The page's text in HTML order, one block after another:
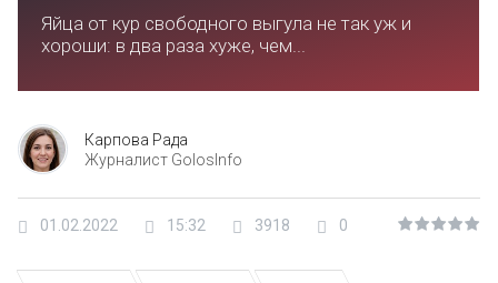
Яйца от кур свободного выгула не так уж и
хороши: в два раза хуже, чем...
Карпова Рада
Журналист GolosInfo
01.02.2022 15:32 3918 0